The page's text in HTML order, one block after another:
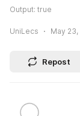
Output: true
UniLecs May
Repost